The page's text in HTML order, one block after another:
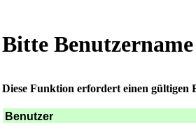
Bitte
Diese Funktion erfordert einen gültigen
Benutzer